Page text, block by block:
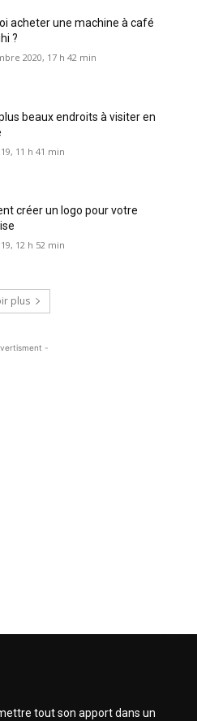
acheter une machine à café
?
2020, 17 h 42 min
beaux endroits à visiter en
11 h 41 min
créer un logo pour votre
12 h 52 min
plus
-
tout son apport dans un